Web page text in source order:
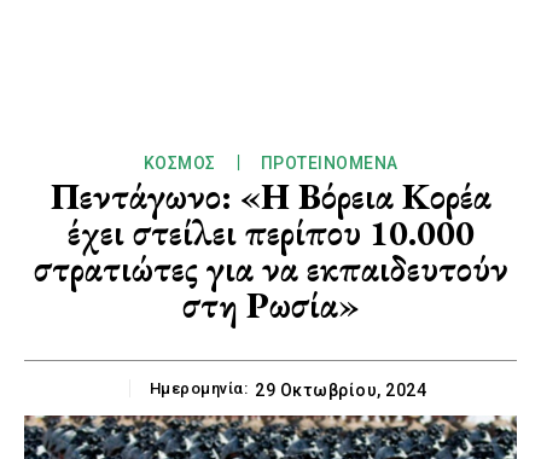
ΚΌΣΜΟΣ ΠΡΟΤΕΙΝΌΜΕΝΑ
Πεντάγωνο: «Η Βόρεια Κορέα
έχει στείλει περίπου 10.000
στρατιώτες για να εκπαιδευτούν
στη Ρωσία»
Ημερομηνία: 29 Οκτωβρίου, 2024